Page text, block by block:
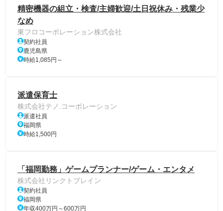
精密機器の組立・検査/主婦歓迎/土日祝休み・残業少
なめ
東フロコーポレーション株式会社
契約社員
鹿児島県
時給1,085円～
派遣保育士
株式会社テノ.コーポレーション
派遣社員
福岡県
時給1,500円
「福岡勤務」ゲームプランナー/ゲーム・エンタメ
株式会社リンクトブレイン
契約社員
福岡県
年収400万円～600万円